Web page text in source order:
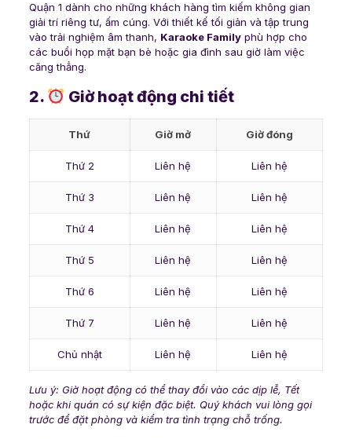
Quận 1 dành cho những khách hàng tìm kiếm không gian
giải trí riêng tư, ấm cúng. Với thiết kế tối giản và tập trung
vào trải nghiệm âm thanh, Karaoke Familyphù hợp cho
các buổi họp mặt bạn bè hoặc gia đình sau giờ làm việc
căng thẳng.
2. Giờ hoạt động chi tiết
Thứ Giờ mở Giờ đóng
Thứ 2 Liên hệ Liên hệ
Thứ 3 Liên hệ Liên hệ
Thứ 4 Liên hệ Liên hệ
Thứ 5 Liên hệ Liên hệ
Thứ 6 Liên hệ Liên hệ
Thứ 7 Liên hệ Liên hệ
Chủ nhật Liên hệ Liên hệ
Lưu ý: Giờ hoạt động có thể thay đổi vào các dịp lễ, Tết
hoặc khi quán có sự kiện đặc biệt. Quý khách vui lòng gọi
trước để đặt phòng và kiểm tra tình trạng chỗ trống.